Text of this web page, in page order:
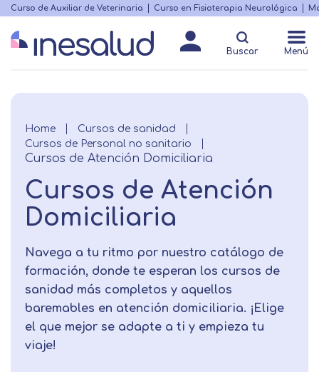
Skip
main
content
Menú
destacado
Curso de Auxiliar de Veterinaria Curso en Fisioterapia Neurológica
Buscar Menú
Breadcrumb
Home
Cursos de sanidad
Cursos de Personal no sanitario
Cursos de Atención Domiciliaria
Cursos de Atención
Domiciliaria
Navega a tu ritmo por nuestro catálogo de
formación, donde te esperan los cursos de
sanidad más completos y aquellos
baremables en atención domiciliaria. ¡Elige
el que mejor se adapte a ti y empieza tu
viaje!
Matricularme